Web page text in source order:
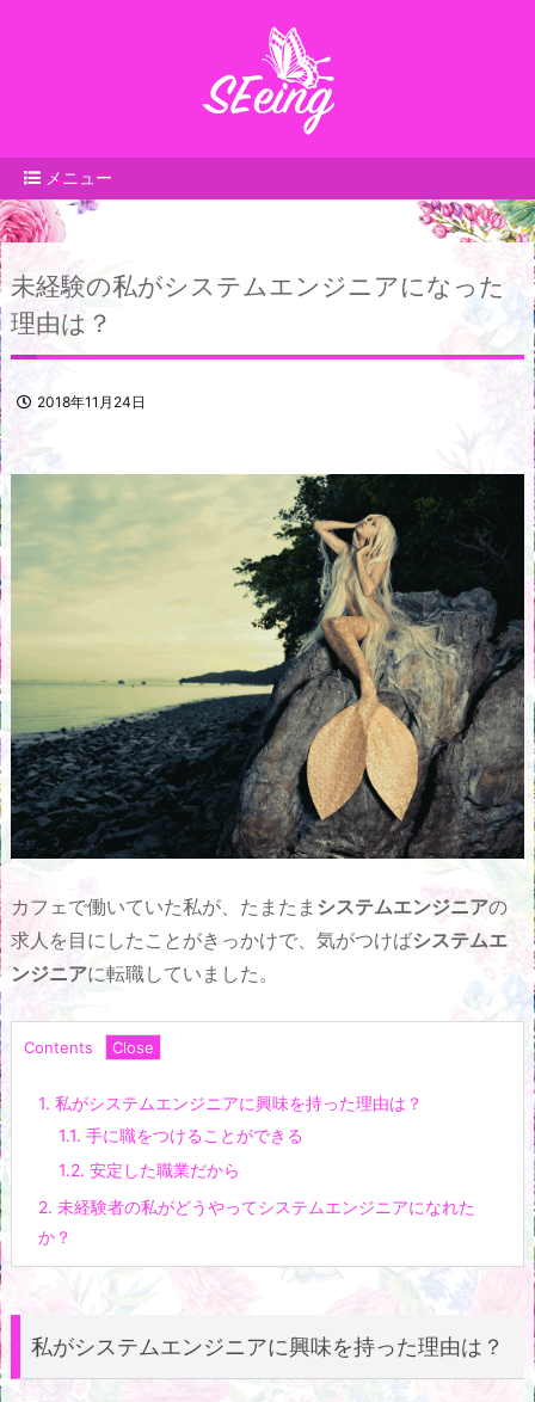
メニュー
未経験の私がシステムエンジニアになった
理由は？
2018年11月24日
カフェで働いていた私が、たまたま システムエンジニアの
求人を目にしたことがきっかけで、気がつけばシステムエ
ンジニアに転職していました。
Contents
1. 私がシステムエンジニアに興味を持った理由は？
1.1. 手に職をつけることができる
1.2. 安定した職業だから
2. 未経験者の私がどうやってシステムエンジニアになれた
か？
私がシステムエンジニアに興味を持った理由は？